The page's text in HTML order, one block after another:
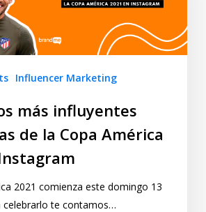
Influencer Marketing
más influyentes
de la Copa América
2021 comienza este domingo 13
celebrarlo te contamos…